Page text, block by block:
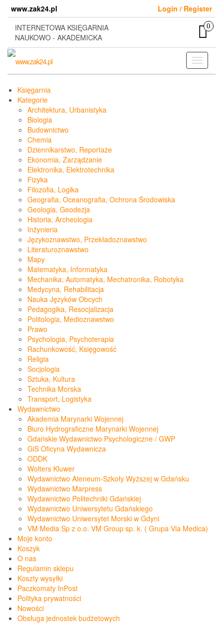
content
www.zak24.pl
Login / Register
INTERNETOWA KSIĘGARNIA
NAUKOWO - AKADEMICKA
0
Toggle
Księgarnia
Kategorie
Architektura, Urbanistyka
Biologia
Budownictwo
Chemia
Dziennikarstwo, Reportaże
Ekonomia, Zarządzanie
Elektronika, Elektrotechnika
Fizyka
Filozofia, Logika
Geografia, Oceanografia, Ochrona Środowiska
Geologia, Geodezja
Historia, Archeologia
Inżynieria
Językoznawstwo, Przekładoznawstwo
Literaturoznawstwo
Mapy
Matematyka, Informatyka
Mechanika, Automatyka, Mechatronika, Robotyka
Medycyna, Rehabilitacja
Nauka Języków Obcych
Pedagogika, Resocjalizacja
Politologia, Medioznawstwo
Prawo
Psychologia, Psychoterapia
Rachunkowość, Księgowość
Religia
Socjologia
Sztuka, Kultura
Technika Morska
Transport, Logistyka
Wydawnictwo
Akademia Marynarki Wojennej
Biuro Hydrograficzne Marynarki Wojennej
Gdańskie Wydawnictwo Psychologiczne / GWP
GiS Oficyna Wydawnicza
ODDK
Wolters Kluwer
Wydawnictwo Ateneum-Szkoły Wyższej w Gdańsku
Wydawnictwo Marpress
Wydawnictwo Politechniki Gdańskiej
Wydawnictwo Uniwersytetu Gdańskiego
Wydawnictwo Uniwersytet Morski w Gdyni
VM Media Sp z o.o. VM Group sp. k. ( Grupa Via Medica)
Moje konto
Koszyk
O nas
Regulamin sklepu
Koszty wysyłki
Paczkomaty InPost
Polityka prywatności
Nowości
Obsługa jednostek budżetowych